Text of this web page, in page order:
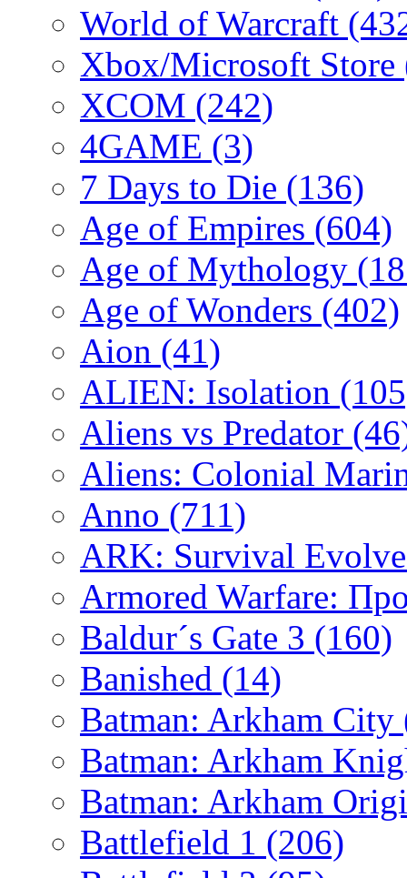
World of Warcraft
Xbox/Microsoft Store
XCOM (242)
4GAME (3)
7 Days to Die (136)
Age of Empires (604)
Age of Mythology
Age of Wonders (402)
Aion (41)
ALIEN: Isolation
Aliens vs Predator
Aliens: Colonial
Anno (711)
ARK: Survival
Armored Warfare:
Baldur´s Gate 3 (160)
Banished (14)
Batman: Arkham City
Batman: Arkham
Batman: Arkham
Battlefield 1 (206)